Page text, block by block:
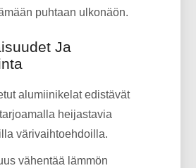
puhtaan ulkonäön.
Ja
alumiinikelat edistävät
heijastavia
värivaihtoehdoilla.
vähentää lämmön